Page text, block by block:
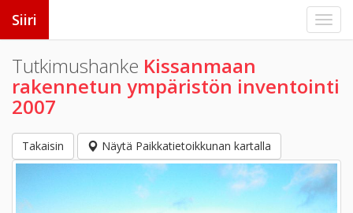
Siiri
Tutkimushanke Kissanmaan
rakennetun ympäristön inventointi
2007
Takaisin Näytä Paikkatietoikkunan kartalla